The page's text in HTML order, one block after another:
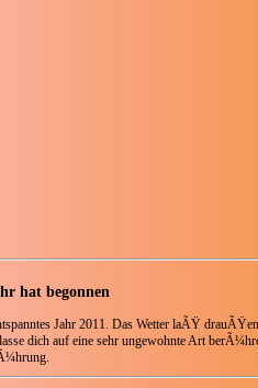
hat begonnen
Jahr 2011. Das Wetter laÃŸ
dich auf eine sehr ungewohnte Art